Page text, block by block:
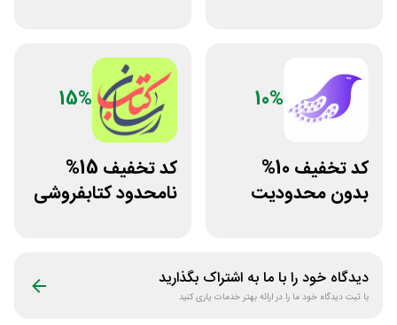
10%
کد تخفیف 10%
بدون محدودیت
15%
کد تخفیف 15%
نامحدود کتابفروشی
دیدگاه خود را با ما به اشتراک بگذارید
با ثبت دیدگاه خود ما را در ارائه بهتر خدمات یاری کنید